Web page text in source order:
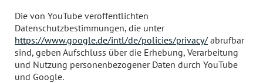
Die von YouTube veröffentlichten
Datenschutzbestimmungen, die unter
https://www.google.de/intl/de/policies/privacy/ abrufbar
sind, geben Aufschluss über die Erhebung, Verarbeitung
und Nutzung personenbezogener Daten durch YouTube
und Google.